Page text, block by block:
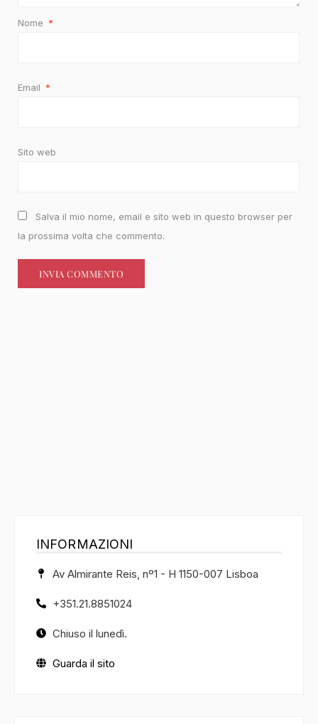
Nome *
Email *
Sito web
Salva il mio nome, email e sito web in questo browser per
la prossima volta che commento.
INFORMAZIONI
Av Almirante Reis, nº1 - H 1150-007 Lisboa
+351.21.8851024
Chiuso il lunedì.
Guarda il sito